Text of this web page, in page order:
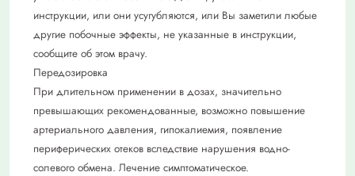
инструкции, или они усугубляются, или Вы заметили любые
другие побочные эффекты, не указанные в инструкции,
сообщите об этом врачу.
Передозировка
При длительном применении в дозах, значительно
превышающих рекомендованные, возможно повышение
артериального давления, гипокалиемия, появление
периферических отеков вследствие нарушения водно-
солевого обмена. Лечение симптоматическое.